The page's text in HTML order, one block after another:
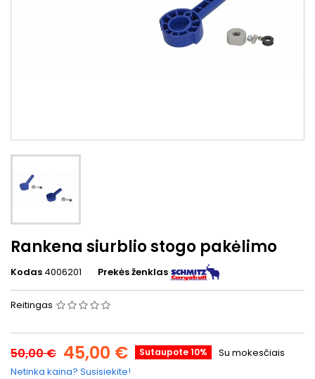
Rankena siurblio stogo pakėlimo
Kodas 4006201 Prekės ženklas
Reitingas
50,00 € 45,00 € Sutaupote 10%
Su mokesčiais
Netinka kaina? Susisiekite!